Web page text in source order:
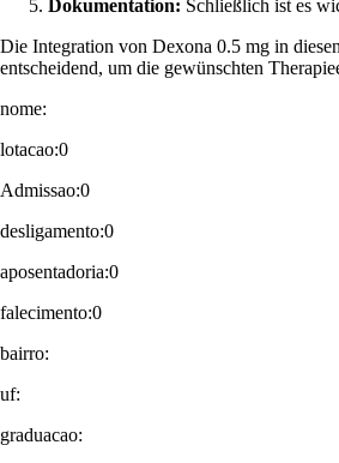
Dokumentation: Schließlich ist es
Die Integration von Dexona 0.5 mg in
entscheidend, um die gewünschten
nome:
lotacao:0
Admissao:0
desligamento:0
aposentadoria:0
falecimento:0
bairro:
uf:
graduacao: